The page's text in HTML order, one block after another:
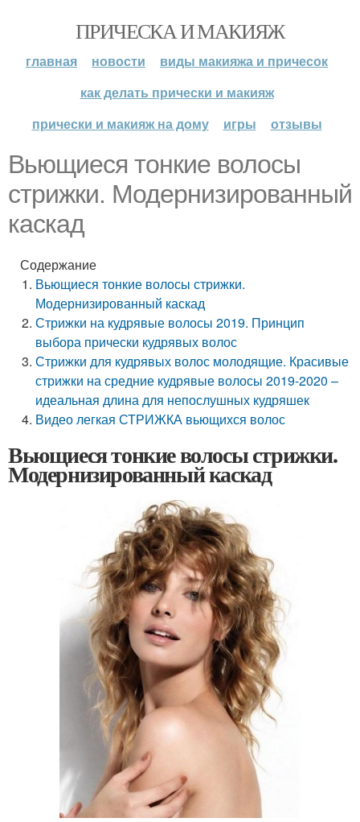
ПРИЧЕСКА И МАКИЯЖ
главная новости
виды макияжа и причесок
как делать прически и макияж
прически и макияж на дому
игры отзывы
Вьющиеся тонкие волосы
стрижки. Модернизированный
каскад
Содержание
Вьющиеся тонкие волосы стрижки.
Модернизированный каскад
Стрижки на кудрявые волосы 2019. Принцип
выбора прически кудрявых волос
Стрижки для кудрявых волос молодящие. Красивые
стрижки на средние кудрявые волосы 2019-2020 –
идеальная длина для непослушных кудряшек
Видео легкая СТРИЖКА вьющихся волос
Вьющиеся тонкие волосы стрижки.
Модернизированный каскад